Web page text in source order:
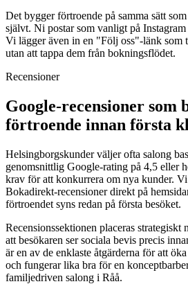
Det bygger förtroende på samma sätt
självt. Ni postar som vanligt på
Vi lägger även in en "Följ oss"-länk som
utan att tappa dem från bokningsflödet.
Recensioner
Google-recensioner som
förtroende innan första
Helsingborgskunder väljer ofta salong
genomsnittlig Google-rating på 4,5 eller
krav för att konkurrera om nya kunder.
Bokadirekt-recensioner direkt på
förtroendet syns redan på första besöket.
Recensionssektionen placeras strategiskt
att besökaren ser sociala bevis precis
är en av de enklaste åtgärderna för att
och fungerar lika bra för en
familjedriven salong i Råå.